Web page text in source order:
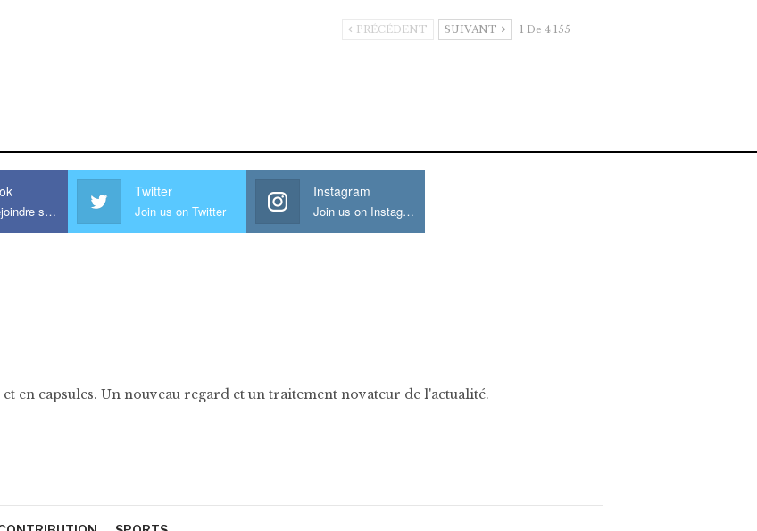
PRÉCÉDENT SUIVANT 1 De 4 155
Nous Rejoindre sur Facebook
Twitter
Join us on Twitter
Instagram
Join us on Instagram
en capsules. Un nouveau regard et un traitement novateur de l'actualité.